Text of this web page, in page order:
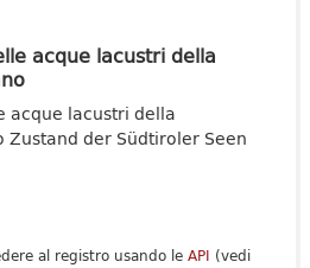
acque lacustri della
acque lacustri della
Zustand der Südtiroler Seen
al registro usando le API (vedi